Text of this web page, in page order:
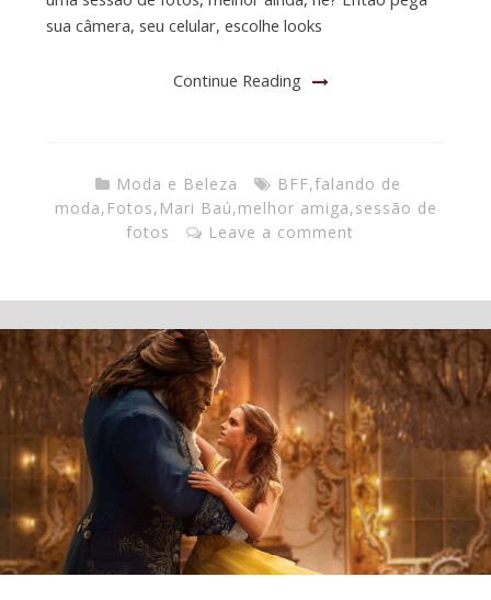
sua câmera, seu celular, escolhe looks
Continue Reading
Moda e Beleza BFF,falando de
moda, Fotos, Mari Baú,melhor amiga,sessão de
fotos
Leave a comment